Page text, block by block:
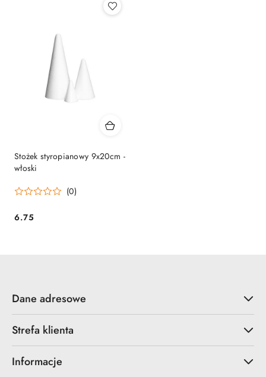
Stożek styropianowy 9x20cm -
włoski
(0)
Cena:
6.75
Dane adresowe
Strefa klienta
Informacje